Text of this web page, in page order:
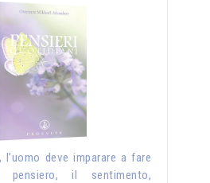
deve imparare a fare
il sentimento,